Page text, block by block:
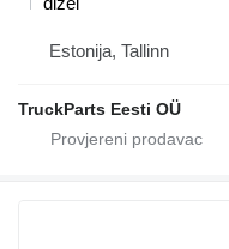
Estonija, Tallinn
TruckParts Eesti OÜ